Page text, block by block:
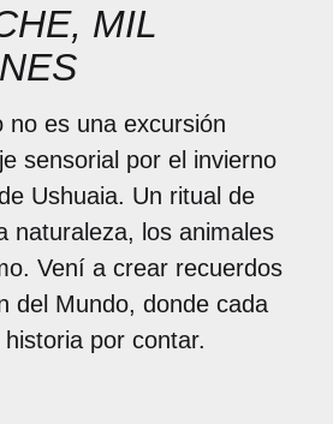
MIL
no es una excursión
sensorial por el invierno
Ushuaia. Un ritual de
naturaleza, los animales
Vení a crear recuerdos
del Mundo, donde cada
por contar.